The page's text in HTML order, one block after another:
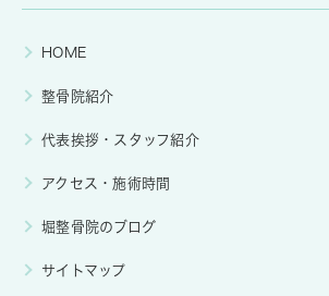
HOME
整骨院紹介
代表挨拶・スタッフ紹介
アクセス・施術時間
堀整骨院のブログ
サイトマップ